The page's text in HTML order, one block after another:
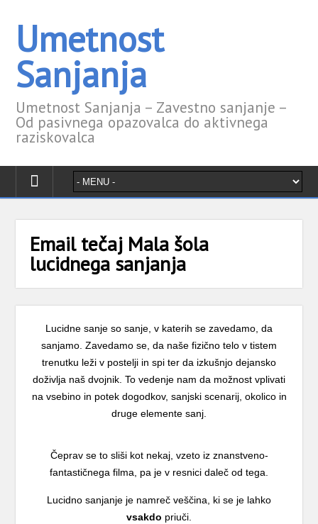
Umetnost
Sanjanja
Umetnost Sanjanja – Zavestno sanjanje –
Od pasivnega opazovalca do aktivnega
raziskovalca
Email tečaj Mala šola
lucidnega sanjanja
Lucidne sanje so sanje, v katerih se zavedamo, da
sanjamo. Zavedamo se, da naše fizično telo v tistem
trenutku leži v postelji in spi ter da izkušnjo dejansko
doživlja naš dvojnik. To vedenje nam da možnost vplivati
na vsebino in potek dogodkov, sanjski scenarij, okolico in
druge elemente sanj.
Čeprav se to sliši kot nekaj, vzeto iz znanstveno-
fantastičnega filma, pa je v resnici daleč od tega.
Lucidno sanjanje je namreč veščina, ki se je lahko
vsakdo priuči.